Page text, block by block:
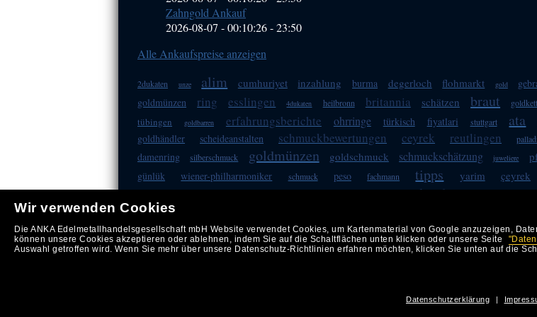
Wir verwenden Cookies
Die ANKA Edelmetallhandelsgesellschaft mbH Website verwendet Cookies, um Kartenmaterial von Google anzuzeigen,
können unsere Cookies akzeptieren oder ablehnen, indem Sie auf die Schaltflächen unten klicken oder unsere Seite
Auswahl getroffen wird. Wenn Sie mehr über unsere Datenschutz-Richtlinien erfahren möchten, klicken Sie unten auf die
Datenschutzerklärung |
Zahngold Ankauf
2026-08-07 - 00:10:26-23:50
Alle Ankaufspreise anzeigen
2dukaten unze alim cumhuriyet inzahlung burma degerloch flohmarkt gold
goldmünzen
ring esslingen 4dukaten heilbronn britannia schätzen braut
tübingen goldbarren erfahrungsberichte ohrringe türkisch fiyatlari stuttgart ata
goldhändler scheideanstalten schmuckbewertungen ceyrek reutlingen
damenring silberschmuck goldmünzen goldschmuck schmuckschätzung juweliere
günlük wiener-philharmoniker schmuck peso fachmann tipps yarim çeyrek
diamanten adresse erfahrung kaufen
Copyright © by ANKA EDELMETALLHANDELSGESELLSCHAFT MBH (Goldankauf